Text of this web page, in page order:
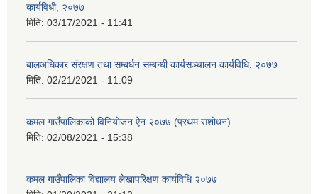
कार्यविधी, २०७७
मिति: 03/17/2021 - 11:41
बालअधिकार संरक्षण तथा सम्बर्धन सम्बन्धी कार्यसञ्चालन कार्यविधि, २०७७
मिति: 02/21/2021 - 11:09
कमल गाउँपालिकाको विनियोजन ऐन २०७७ (प्रथम संशोधन)
मिति: 02/08/2021 - 15:38
कमल गाउँपालिका विद्यालय लेखापरिक्षण कार्यविधि २०७७